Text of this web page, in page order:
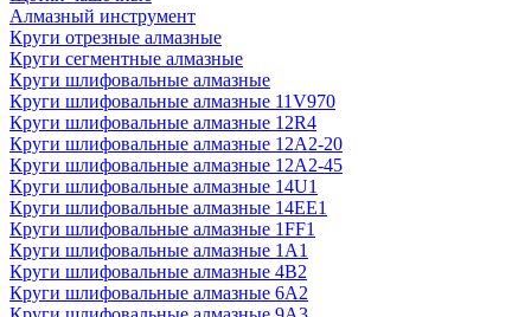
Алмазный инструмент
Круги отрезные алмазные
Круги сегментные алмазные
Круги шлифовальные алмазные
Круги шлифовальные алмазные 11V970
Круги шлифовальные алмазные 12R4
Круги шлифовальные алмазные 12А2-20
Круги шлифовальные алмазные 12А2-45
Круги шлифовальные алмазные 14U1
Круги шлифовальные алмазные 14ЕЕ1
Круги шлифовальные алмазные 1FF1
Круги шлифовальные алмазные 1А1
Круги шлифовальные алмазные 4В2
Круги шлифовальные алмазные 6A2